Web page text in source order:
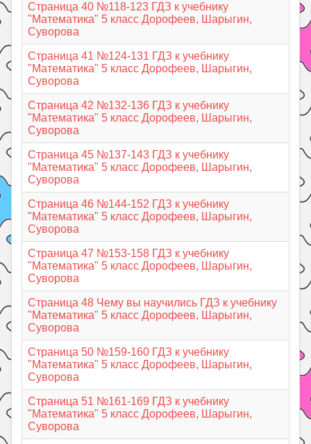
Страница 40 №118-123 ГДЗ к учебнику
"Математика" 5 класс Дорофеев, Шарыгин,
Суворова
Страница 41 №124-131 ГДЗ к учебнику
"Математика" 5 класс Дорофеев, Шарыгин,
Суворова
Страница 42 №132-136 ГДЗ к учебнику
"Математика" 5 класс Дорофеев, Шарыгин,
Суворова
Страница 45 №137-143 ГДЗ к учебнику
"Математика" 5 класс Дорофеев, Шарыгин,
Суворова
Страница 46 №144-152 ГДЗ к учебнику
"Математика" 5 класс Дорофеев, Шарыгин,
Суворова
Страница 47 №153-158 ГДЗ к учебнику
"Математика" 5 класс Дорофеев, Шарыгин,
Суворова
Страница 48 Чему вы научились ГДЗ к учебнику
"Математика" 5 класс Дорофеев, Шарыгин,
Суворова
Страница 50 №159-160 ГДЗ к учебнику
"Математика" 5 класс Дорофеев, Шарыгин,
Суворова
Страница 51 №161-169 ГДЗ к учебнику
"Математика" 5 класс Дорофеев, Шарыгин,
Суворова